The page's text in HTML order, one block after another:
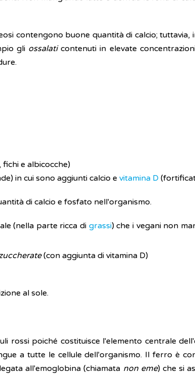
contengono buone quantità di calcio; tuttavia,
gli ossalaticontenuti in elevate
e albicocche)
in cui sono aggiunti calcio e vitamina D
di calcio e fosfato nell'organismo.
(nella parte ricca di grassi) che i vegani non
(con aggiunta di vitamina D)
al sole.
rossi poiché costituisce l'elemento centrale
a tutte le cellule dell'organismo. Il ferro è
all'emoglobina (chiamata non eme) che si